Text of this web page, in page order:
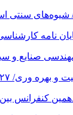
/ شیوه‌های سنتی
­نامه
صنایع و
وری/ ۲۷ آذرماه ۹۸
بین المللی